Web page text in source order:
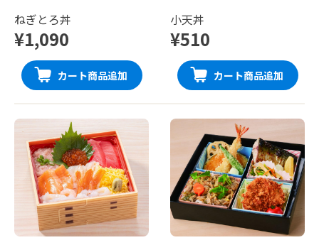
ねぎとろ丼
¥1,090
カート商品追加
小天丼
¥510
カート商品追加